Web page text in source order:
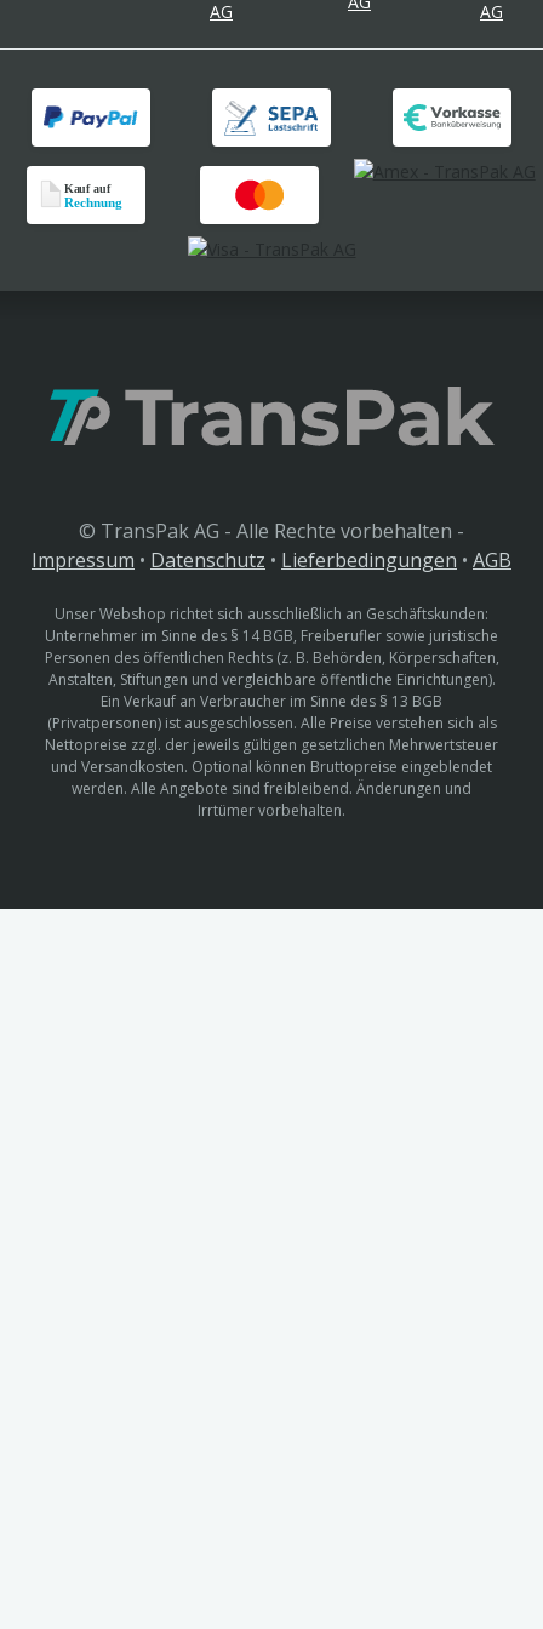
© TransPak AG - Alle Rechte vorbehalten -
Impressum • Datenschutz • Lieferbedingungen • AGB
Unser Webshop richtet sich ausschließlich an Geschäftskunden:
Unternehmer im Sinne des § 14 BGB, Freiberufler sowie juristische
Personen des öffentlichen Rechts (z. B. Behörden, Körperschaften,
Anstalten, Stiftungen und vergleichbare öffentliche Einrichtungen).
Ein Verkauf an Verbraucher im Sinne des § 13 BGB
(Privatpersonen) ist ausgeschlossen. Alle Preise verstehen sich als
Nettopreise zzgl. der jeweils gültigen gesetzlichen Mehrwertsteuer
und Versandkosten. Optional können Bruttopreise eingeblendet
werden. Alle Angebote sind freibleibend. Änderungen und
Irrtümer vorbehalten.